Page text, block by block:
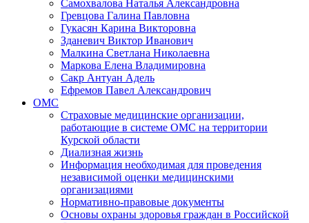
Самохвалова Наталья Александровна
Гревцова Галина Павловна
Гукасян Карина Викторовна
Зданевич Виктор Иванович
Малкина Светлана Николаевна
Маркова Елена Владимировна
Сакр Антуан Адель
Ефремов Павел Александрович
ОМС
Страховые медицинские организации,
работающие в системе ОМС на территории
Курской области
Диализная жизнь
Информация необходимая для проведения
независимой оценки медицинскими
организациями
Нормативно-правовые документы
Основы охраны здоровья граждан в Российской